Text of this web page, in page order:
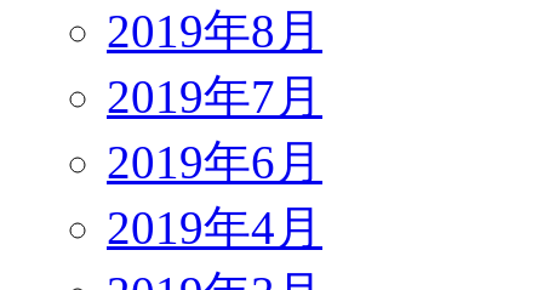
2019年8月
2019年7月
2019年6月
2019年4月